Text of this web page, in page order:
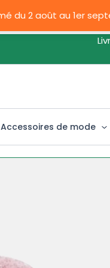
du 2 août au 1er
Accessoires de mode